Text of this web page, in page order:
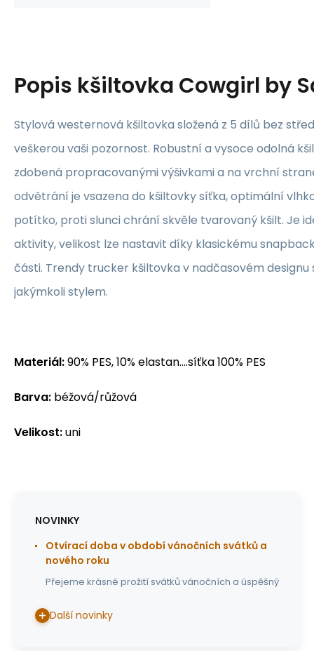
Popis kšiltovka Cowgirl by
Stylová westernová kšiltovka složená z 5 dílů bez
veškerou vaši pozornost. Robustní a vysoce odolná
zdobená propracovanými výšivkami a na vrchní
odvětrání je vsazena do kšiltovky síťka, optimální
potítko, proti slunci chrání skvěle tvarovaný kšilt. Je
aktivity, velikost lze nastavit díky klasickému
části. Trendy trucker kšiltovka v nadčasovém designu
jakýmkoli stylem.
Materiál:90% PES, 10% elastan....síťka 100% PES
Barva: béžová/růžová
Velikost:uni
NOVINKY
Otvírací doba v období vánočních svátků a
nového roku
Přejeme krásné prožití svátků vánočních a úspěšný
Další novinky